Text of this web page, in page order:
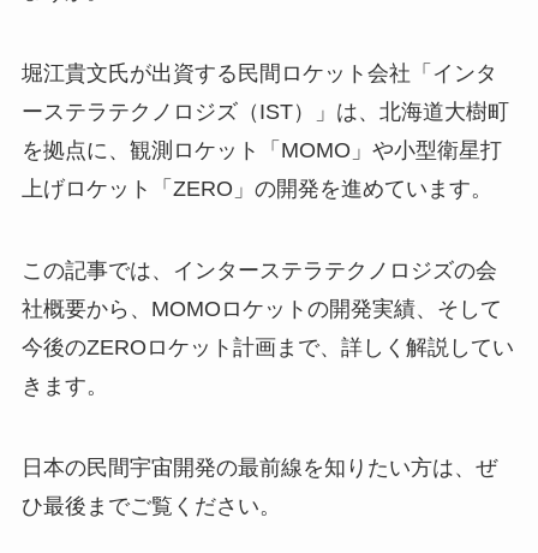
堀江貴文氏が出資する民間ロケット会社「インタ
ーステラテクノロジズ（IST）」は、北海道大樹町
を拠点に、観測ロケット「MOMO」や小型衛星打
上げロケット「ZERO」の開発を進めています。
この記事では、インターステラテクノロジズの会
社概要から、MOMOロケットの開発実績、そして
今後のZEROロケット計画まで、詳しく解説してい
きます。
日本の民間宇宙開発の最前線を知りたい方は、ぜ
ひ最後までご覧ください。